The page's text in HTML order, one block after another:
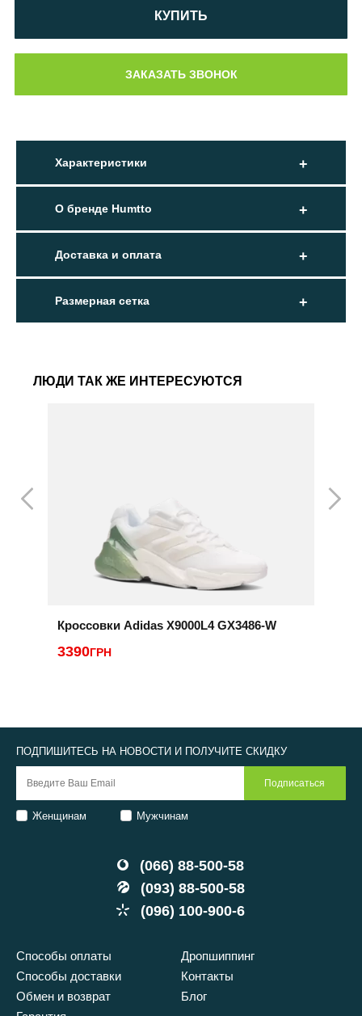
КУПИТЬ
Характеристики
О бренде Humtto
Доставка и оплата
Размерная сетка
ЛЮДИ ТАК ЖЕ ИНТЕРЕСУЮТСЯ
Кроссовки Adidas X9000L4 GX3486-W
3390ГРН
(066) 88-500-58
(093) 88-500-58
(096) 100-900-6
Способы оплаты
Способы доставки
Обмен и возврат
Дропшиппинг
Контакты
Блог
ПОДПИШИТЕСЬ НА НОВОСТИ И ПОЛУЧИТЕ СКИДКУ
Женщинам Мужчинам